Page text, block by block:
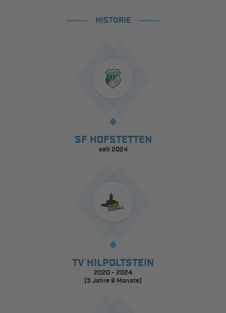
HISTORIE
SF HOFSTETTEN
seit 2024
TV HILPOLTSTEIN
2020 - 2024
(3 Jahre 9 Monate)